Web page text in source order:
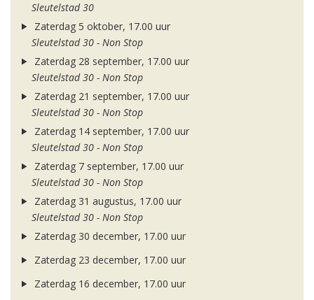
Sleutelstad 30
Zaterdag 5 oktober, 17.00 uur
Sleutelstad 30 - Non Stop
Zaterdag 28 september, 17.00 uur
Sleutelstad 30 - Non Stop
Zaterdag 21 september, 17.00 uur
Sleutelstad 30 - Non Stop
Zaterdag 14 september, 17.00 uur
Sleutelstad 30 - Non Stop
Zaterdag 7 september, 17.00 uur
Sleutelstad 30 - Non Stop
Zaterdag 31 augustus, 17.00 uur
Sleutelstad 30 - Non Stop
Zaterdag 30 december, 17.00 uur
Zaterdag 23 december, 17.00 uur
Zaterdag 16 december, 17.00 uur